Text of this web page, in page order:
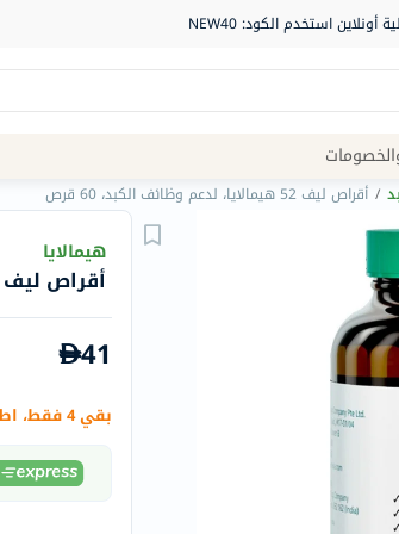
الصيدلية
الماركات
Humantara
betadine
/ أقراص ليف 52 هيمالايا، لدعم وظائف الكبد، 60 قرص
هيمالايا
أقراص ليف 52 هيمالايا، لدعم وظائف الكبد، 60 قرص
41
بقي 4 فقط، اطلب الآن